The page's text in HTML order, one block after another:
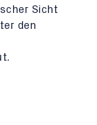
Sicht
den